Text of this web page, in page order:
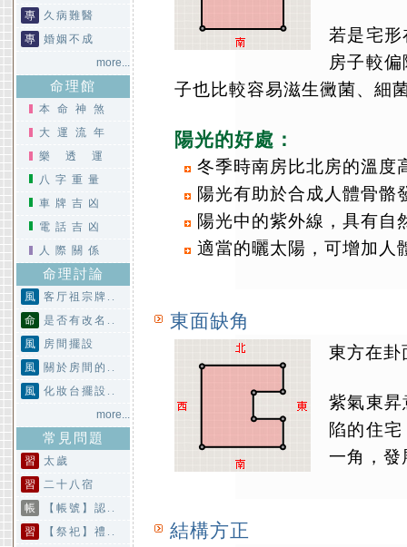
專
久病難醫
專
婚姻不成
more...
命理館
本命神煞
大運流年
樂透運
八字重量
車牌吉凶
電話吉凶
人際關係
命理討論
風
客厅祖宗牌..
命
是否有改名..
風
房間擺設
風
關於房間的..
風
化妝台擺設..
more...
常見問題
習
太歲
習
二十八宿
帳
【帳號】認..
習
【祭祀】禮..
若是宅
房子較
子也比較容易滋生黴菌、細
陽光的好處：
冬季時南房比北房的溫度
陽光有助於合成人體骨骼
陽光中的紫外線，具有自
適當的曬太陽，可增加人
東面缺角
東方在卦
紫氣東
陷的住
一角，發
結構方正